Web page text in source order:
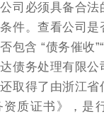
司必须具备合法
件。查看公司
包含 “债务催收
债务处理有限
取得了由浙江
质证书》，是